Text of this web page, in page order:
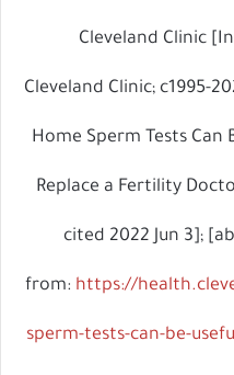
Cleveland Clinic
Cleveland Clinic; c1995-
Home Sperm Tests Can
Replace a Fertility
cited 2022 Jun 3];
from: https://
sperm-tests-can-be-